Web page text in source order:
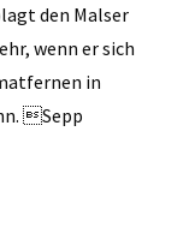
den Malser
wenn er sich
in
Sepp